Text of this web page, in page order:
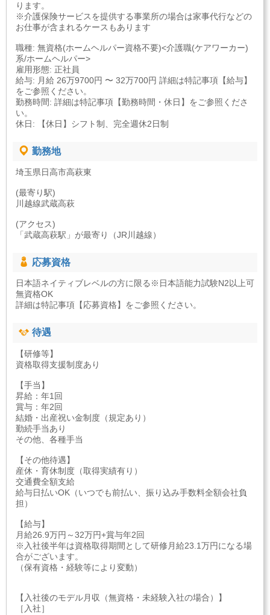
ります。
※介護保険サービスを提供する事業所の場合は家事代行などの
お仕事が含まれるケースもあります
職種: 無資格(ホームヘルパー資格不要)<介護職(ケアワーカー)
系/ホームヘルパー>
雇用形態: 正社員
給与: 月給 26万9700円 〜 32万700円 詳細は特記事項【給与】
をご参照ください。
勤務時間: 詳細は特記事項【勤務時間・休日】をご参照くださ
い。
休日: 【休日】シフト制、完全週休2日制
勤務地
埼玉県日高市高萩東
(最寄り駅)
川越線武蔵高萩
(アクセス)
「武蔵高萩駅」が最寄り（JR川越線）
応募資格
日本語ネイティブレベルの方に限る※日本語能力試験N2以上可
無資格OK
詳細は特記事項【応募資格】をご参照ください。
待遇
【研修等】
資格取得支援制度あり
【手当】
昇給：年1回
賞与：年2回
結婚・出産祝い金制度（規定あり）
勤続手当あり
その他、各種手当
【その他待遇】
産休・育休制度（取得実績有り）
交通費全額支給
給与日払いOK（いつでも前払い、振り込み手数料全額会社負
担）
【給与】
月給26.9万円～32万円+賞与年2回
※入社後半年は資格取得期間として研修月給23.1万円になる場
合がございます。
（保有資格・経験等により変動）
【入社後のモデル月収（無資格・未経験入社の場合）】
［入社］